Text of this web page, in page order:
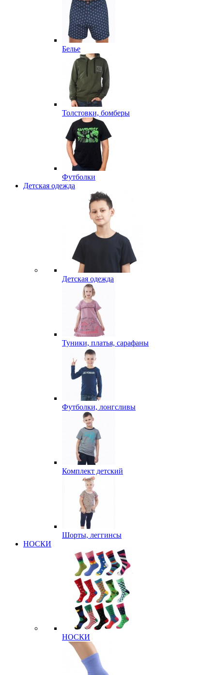
Белье
Толстовки, бомберы
Футболки
Детская одежда
Детская одежда
Туники, платья, сарафаны
Футболки, лонгсливы
Комплект детский
Шорты, леггинсы
НОСКИ
НОСКИ